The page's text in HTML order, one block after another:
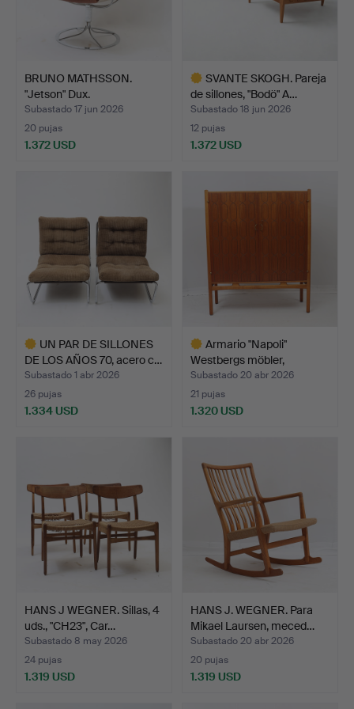
BRUNO MATHSSON.
"Jetson" Dux.
Subastado 17 jun 2026
20 pujas
1.372 USD
SVANTE SKOGH. Pareja
de sillones, "Bodö" A…
Subastado 18 jun 2026
12 pujas
1.372 USD
UN PAR DE SILLONES
DE LOS AÑOS 70, acero c…
Subastado 1 abr 2026
26 pujas
1.334 USD
Armario "Napoli"
Westbergs möbler,
mediado…
Subastado 20 abr 2026
21 pujas
1.320 USD
HANS J WEGNER. Sillas, 4
uds., "CH23", Car…
Subastado 8 may 2026
24 pujas
1.319 USD
HANS J. WEGNER. Para
Mikael Laursen, meced…
Subastado 20 abr 2026
20 pujas
1.319 USD